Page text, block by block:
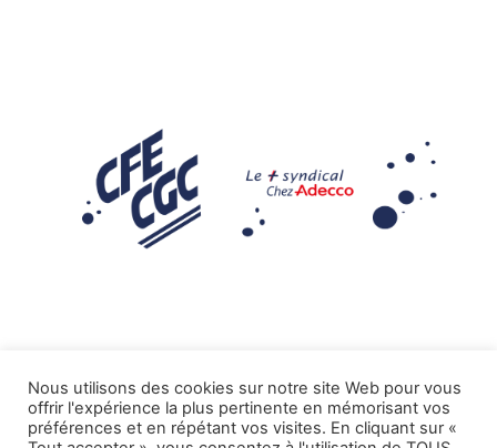
Mentions légales
Nous utilisons des cookies sur notre site Web pour vous
offrir l'expérience la plus pertinente en mémorisant vos
préférences et en répétant vos visites. En cliquant sur «